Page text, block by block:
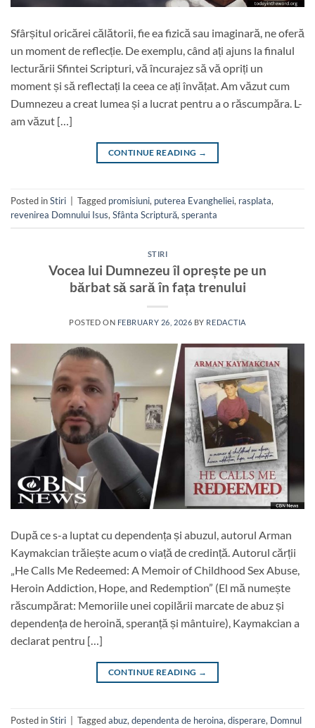
Sfârșitul oricărei călătorii, fie ea fizică sau imaginară, ne oferă
un moment de reflecție. De exemplu, când ați ajuns la finalul
lecturării Sfintei Scripturi, vă încurajez să vă opriți un
moment și să reflectați la ceea ce ați învățat. Am văzut cum
Dumnezeu a creat lumea și a lucrat pentru a o răscumpăra. L-
am văzut […]
CONTINUE READING →
Posted inStiri Tagged promisiuni, puterea Evangheliei, rasplata,
revenirea Domnului Isus,Sfânta Scriptură,speranta
STIRI
Vocea lui Dumnezeu îl oprește pe un
bărbat să sară în fața trenului
POSTED ON FEBRUARY 26, 2026 BY REDACTIA
După ce s-a luptat cu dependența și abuzul, autorul Arman
Kaymakcian trăiește acum o viață de credință. Autorul cărții
„He Calls Me Redeemed: A Memoir of Childhood Sex Abuse,
Heroin Addiction, Hope, and Redemption” (El mă numește
răscumpărat: Memoriile unei copilării marcate de abuz și
dependența de heroină, speranță și mântuire), Kaymakcian a
declarat pentru […]
CONTINUE READING →
Posted inStiri Taggedabuz, dependenta de heroina, disperare, Domnul